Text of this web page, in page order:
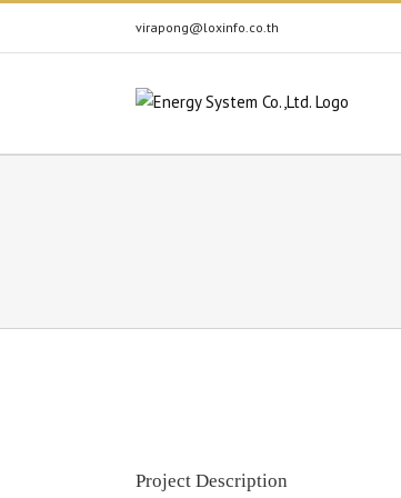
virapong@loxinfo.co.th
Project Description